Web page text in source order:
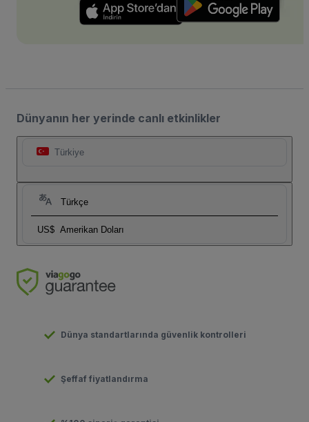
Dünyanın her yerinde canlı etkinlikler
Türkiye
Türkçe
US$ Amerikan Doları
Dünya standartlarında güvenlik kontrolleri
Şeffaf fiyatlandırma